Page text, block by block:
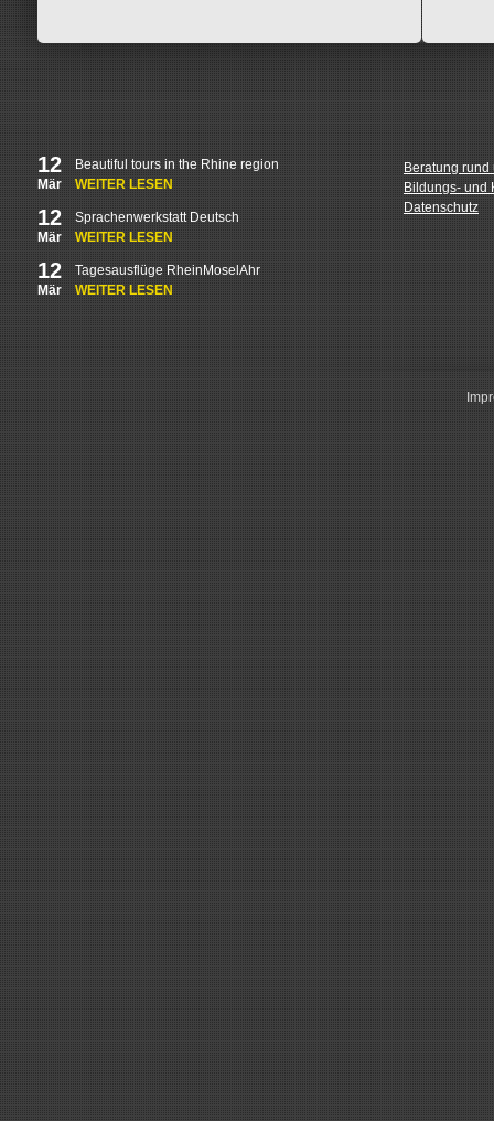
12
Mär
Beautiful tours in the Rhine region
WEITER LESEN
12
Mär
Sprachenwerkstatt Deutsch
WEITER LESEN
12
Mär
Tagesausflüge RheinMoselAhr
WEITER LESEN
Beratung
Bildungs- und
Datenschutz